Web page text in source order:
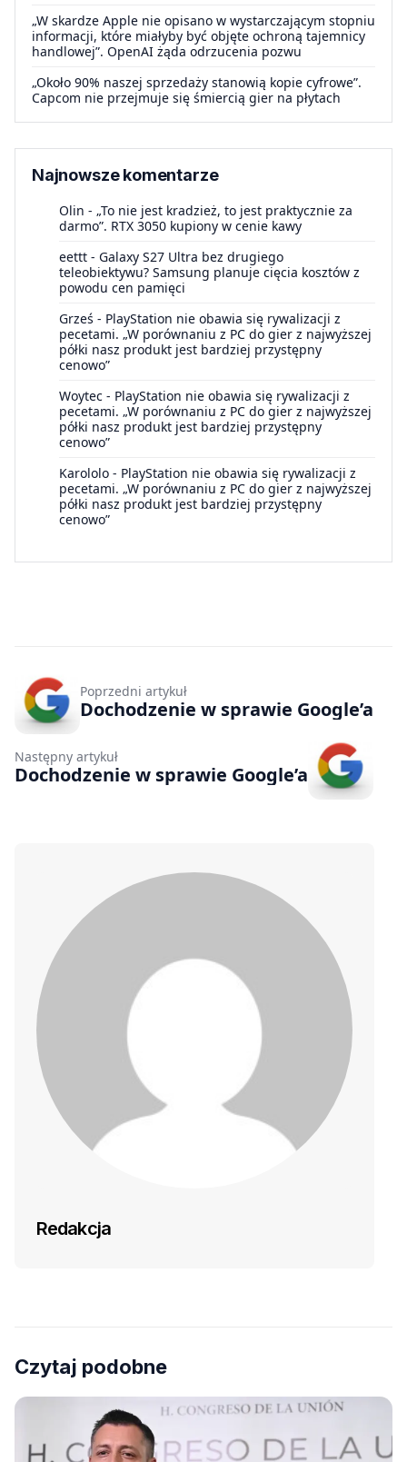
„W skardze Apple nie opisano w wystarczającym stopniu
informacji, które miałyby być objęte ochroną tajemnicy
handlowej”. OpenAI żąda odrzucenia pozwu
„Około 90% naszej sprzedaży stanowią kopie cyfrowe”.
Capcom nie przejmuje się śmiercią gier na płytach
Najnowsze komentarze
Olin - „To nie jest kradzież, to jest praktycznie za
darmo”. RTX 3050 kupiony w cenie kawy
eettt - Galaxy S27 Ultra bez drugiego
teleobiektywu? Samsung planuje cięcia kosztów z
powodu cen pamięci
Grześ - PlayStation nie obawia się rywalizacji z
pecetami. „W porównaniu z PC do gier z najwyższej
półki nasz produkt jest bardziej przystępny
cenowo”
Woytec - PlayStation nie obawia się rywalizacji z
pecetami. „W porównaniu z PC do gier z najwyższej
półki nasz produkt jest bardziej przystępny
cenowo”
Karololo - PlayStation nie obawia się rywalizacji z
pecetami. „W porównaniu z PC do gier z najwyższej
półki nasz produkt jest bardziej przystępny
cenowo”
Poprzedni artykuł
Dochodzenie w sprawie Google’a
Następny artykuł
Dochodzenie w sprawie Google’a
Redakcja
Czytaj podobne